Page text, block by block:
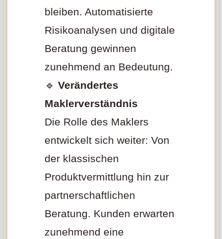
bleiben. Automatisierte
Risikoanalysen und digitale
Beratung gewinnen
zunehmend an Bedeutung.
🔹Verändertes
Maklerverständnis
Die Rolle des Maklers
entwickelt sich weiter: Von
der klassischen
Produktvermittlung hin zur
partnerschaftlichen
Beratung. Kunden erwarten
zunehmend eine